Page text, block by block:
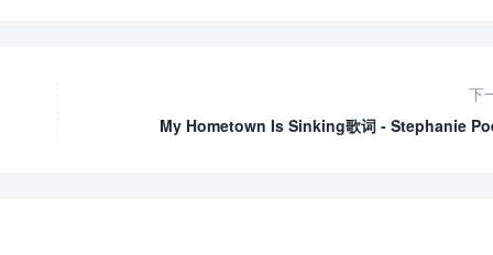
下
My Hometown Is Sinking歌词 - Stephanie